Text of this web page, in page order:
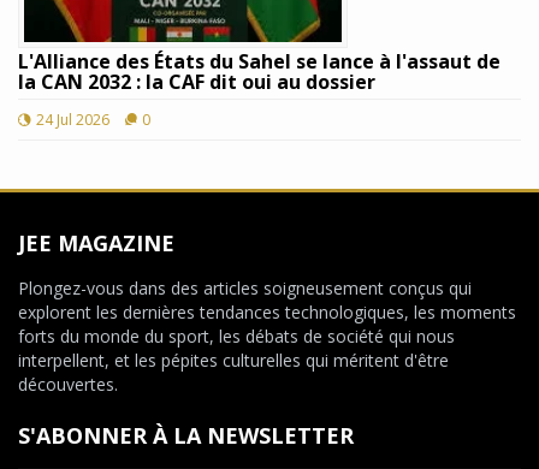
L'Alliance des États du Sahel se lance à l'assaut de
la CAN 2032 : la CAF dit oui au dossier
24 Jul 2026 0
JEE MAGAZINE
Plongez-vous dans des articles soigneusement conçus qui
explorent les dernières tendances technologiques, les moments
forts du monde du sport, les débats de société qui nous
interpellent, et les pépites culturelles qui méritent d'être
découvertes.
S'ABONNER À LA NEWSLETTER